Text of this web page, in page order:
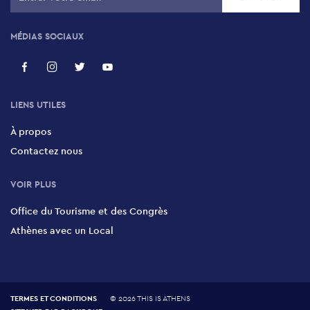
2-4 Place Messolongiou, Pangrati, 116 34
Lefteris o Politis
4 Karakoulouxi , Nikaia, 184 50
Rosides
Tsiknaboom
MÉDIAS SOCIAUX
LIENS UTILES
À propos
Contactez nous
VOIR PLUS
Office du Tourisme et des Congrès
Athènes avec un Local
TERMES ET CONDITIONS © 2026 THIS IS ATHENS